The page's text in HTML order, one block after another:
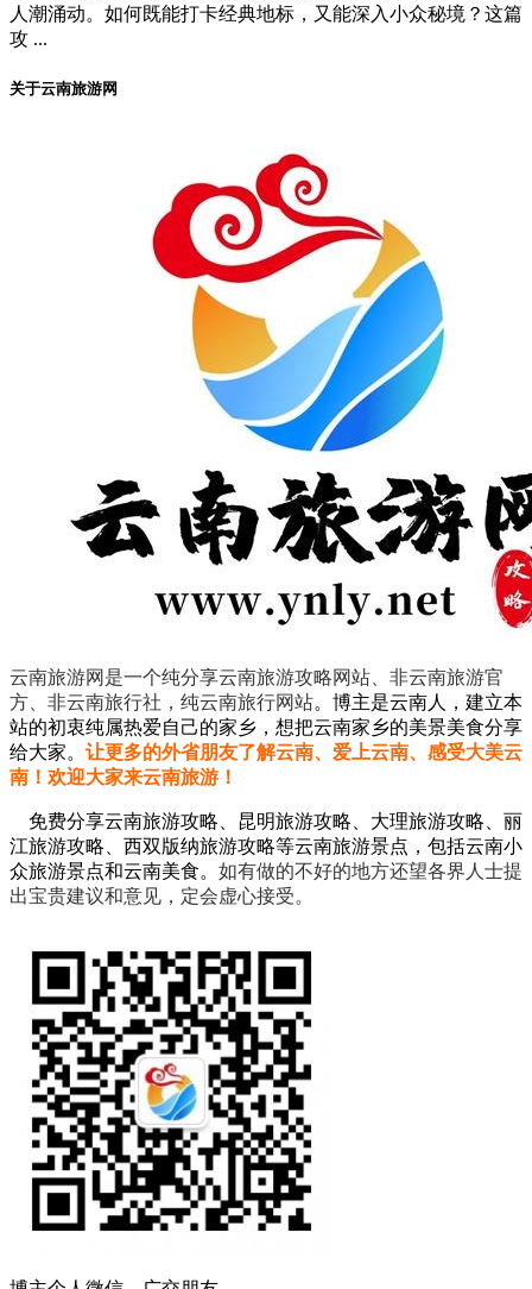
人潮涌动。如何既能打卡经典地标，又能深入小众秘境？这篇
攻 ...
关于云南旅游网
云南旅游网是一个纯分享云南旅游攻略网站、非云南旅游官
方、非云南旅行社，纯云南旅行网站。 博主是云南人，建立本
站的初衷纯属热爱自己的家乡，想把云南家乡的美景美食分享
给大家。 让更多的外省朋友了解云南、爱上云南、感受大美云
南！欢迎大家来云南旅游！
免费分享云南旅游攻略、昆明旅游攻略、大理旅游攻略、丽
江旅游攻略、西双版纳旅游攻略等云南旅游景点，包括云南小
众旅游景点和云南美食。 如有做的不好的地方还望各界人士提
出宝贵建议和意见，定会虚心接受。